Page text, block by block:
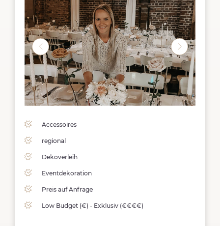
Accessoires
regional
Dekoverleih
Eventdekoration
Preis auf Anfrage
Low Budget (€) - Exklusiv (€€€€)